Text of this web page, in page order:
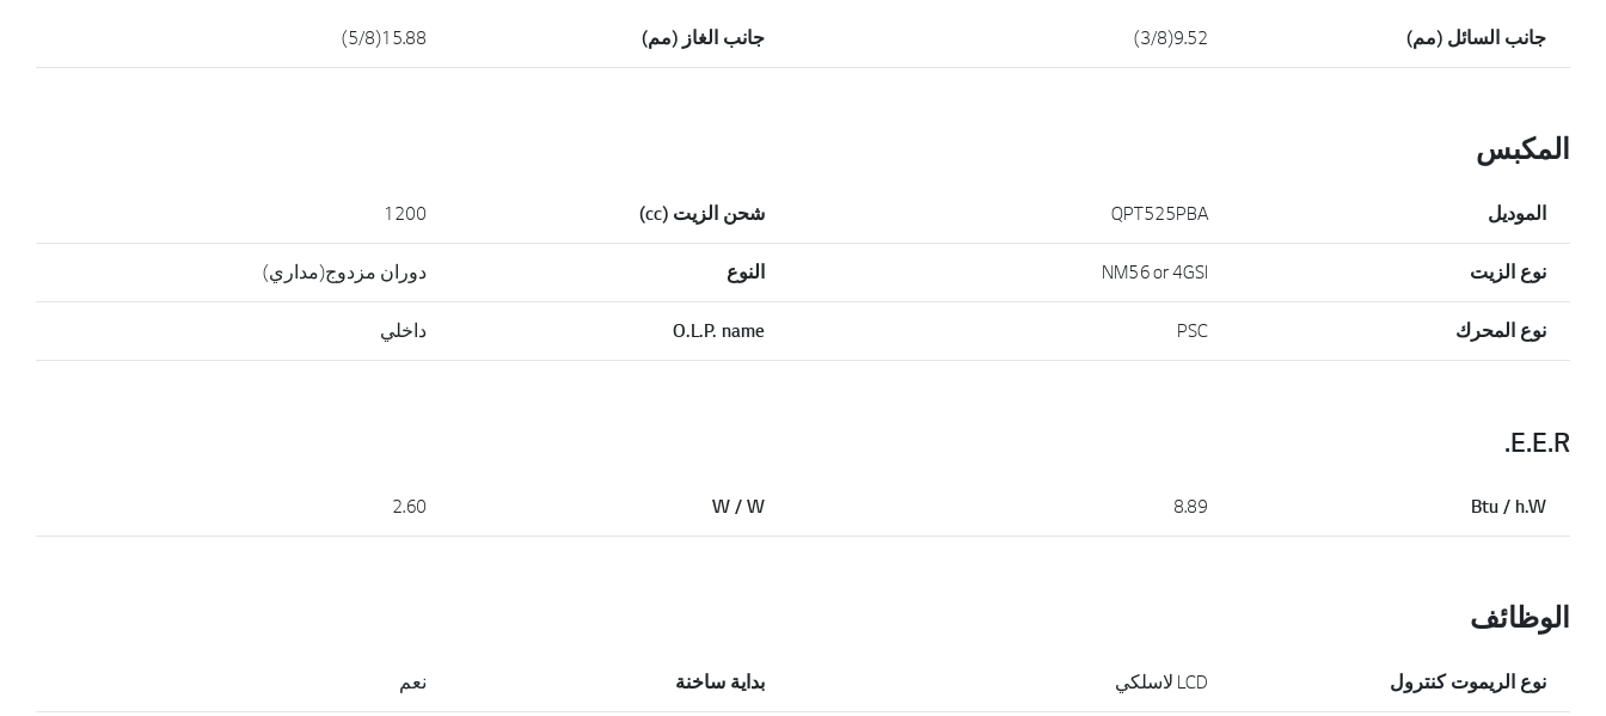
جانب السائل (مم) 9.52(3/8) جانب الغاز (مم) 15.88(5/8)
المكبس
الموديل QPT525PBA شحن الزيت (cc) 1200
نوع الزيت NM56 or 4GSI النوع دوران مزدوج(مداري)
نوع المحرك PSC
O.L.P. name داخلي
E.E.R.
Btu / h.W
8.89
W / W
2.60
الوظائف
نوع الريموت كنترول LCD لاسلكي بداية ساخنة نعم